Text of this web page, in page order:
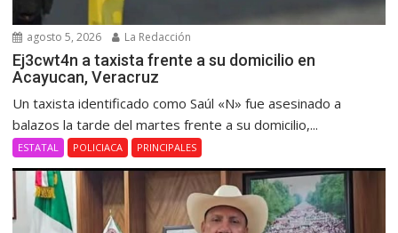
agosto 5, 2026 La Redacción
Ej3cwt4n a taxista frente a su domicilio en
Acayucan, Veracruz
Un taxista identificado como Saúl «N» fue asesinado a
balazos la tarde del martes frente a su domicilio,...
ESTATAL POLICIACA PRINCIPALES